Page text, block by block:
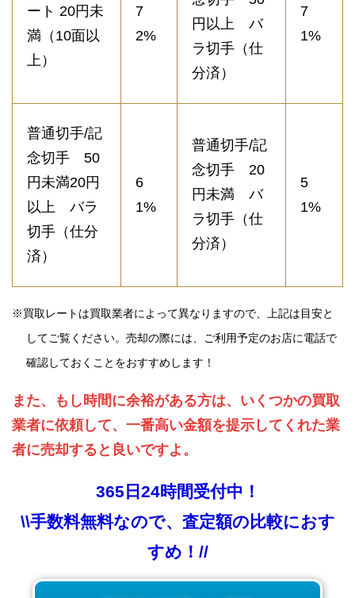
ート 20円未
満（10面以
上）
7
2%
円以上 バ
ラ切手（仕
分済）
7
1%
普通切手/記
念切手 50
円未満20円
以上 バラ
切手（仕分
済）
6
1%
普通切手/記
念切手 20
円未満 バ
ラ切手（仕
分済）
5
1%
※買取レートは買取業者によって異なりますので、上記は目安と
してご覧ください。売却の際には、ご利用予定のお店に電話で
確認しておくことをおすすめします！
また、もし時間に余裕がある方は、いくつかの買取
業者に依頼して、一番高い金額を提示してくれた業
者に売却すると良いですよ。
365日24時間受付中！
\\手数料無料なので、査定額の比較におす
すめ！//